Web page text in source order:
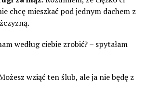
chcę mieszkać pod jednym dachem z
według ciebie zrobić? – spytałam
wziąć ten ślub, ale ja nie będę z